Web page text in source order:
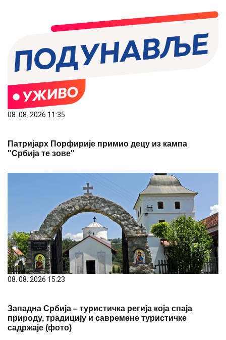
08. 08. 2026 11:35
Патријарх Порфирије примио децу из кампа
"Србија те зове"
08. 08. 2026 15:23
Западна Србија – туристичка регија која спаја
природу, традицију и савремене туристичке
садржаје (фото)